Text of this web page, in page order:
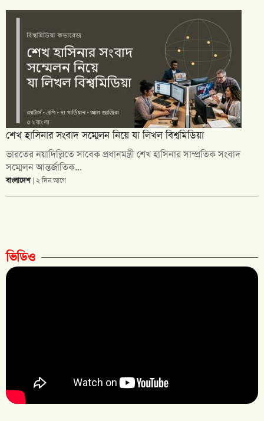
শেখ হাসিনার সংবাদ সম্মেলন নিয়ে যা লিখল বিশ্বমিডিয়া
ভারতের নয়াদিল্লিতে সাবেক প্রধানমন্ত্রী শেখ হাসিনার সাম্প্রতিক সংবাদ
সম্মেলন আন্তর্জাতিক...
বাংলাদেশ| ২ দিন আগে
ভিডিও